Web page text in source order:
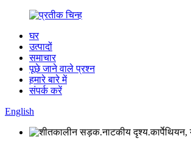
घर
उत्पादों
समाचार
पूछे जाने वाले प्रश्न
हमारे बारे में
संपर्क करें
English